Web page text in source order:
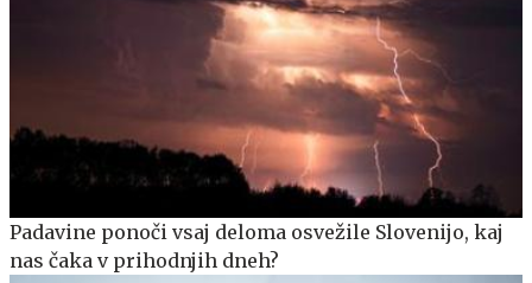
Padavine ponoči vsaj deloma osvežile Slovenijo, kaj
nas čaka v prihodnjih dneh?